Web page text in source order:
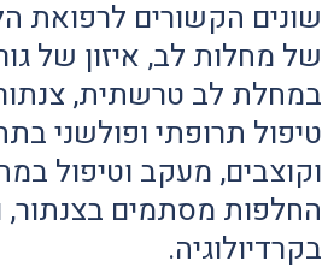
שונים הקשורים לרפואת
של מחלות לב, איזון של
במחלת לב טרשתית,
טיפול תרופתי ופולשני
וקוצבים, מעקב וטיפול
החלפות מסתמים בצנתור,
בקרדיולוגיה.